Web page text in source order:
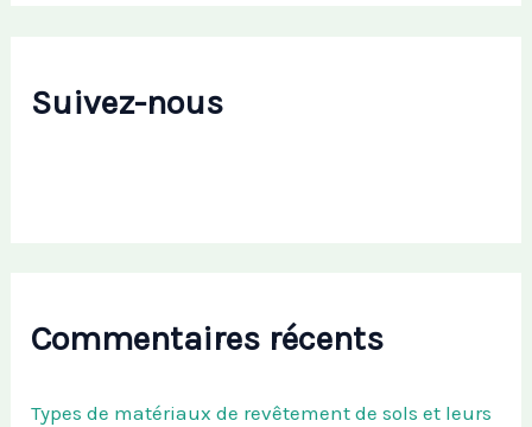
Suivez-nous
Commentaires récents
Types de matériaux de revêtement de sols et leurs